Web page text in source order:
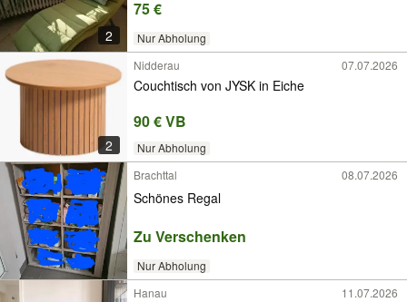
2
75 €
Nur Abholung
2
Nidderau 07.07.2026
Couchtisch von JYSK in Eiche
90 € VB
Nur Abholung
Brachttal
08.07.2026
Schönes Regal
Zu Verschenken
Nur Abholung
Hanau 11.07.2026